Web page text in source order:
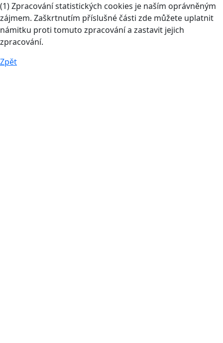
(1) Zpracování statistických cookies je naším oprávněným
zájmem. Zaškrtnutím příslušné části zde můžete uplatnit
námitku proti tomuto zpracování a zastavit jejich
zpracování.
Zpět